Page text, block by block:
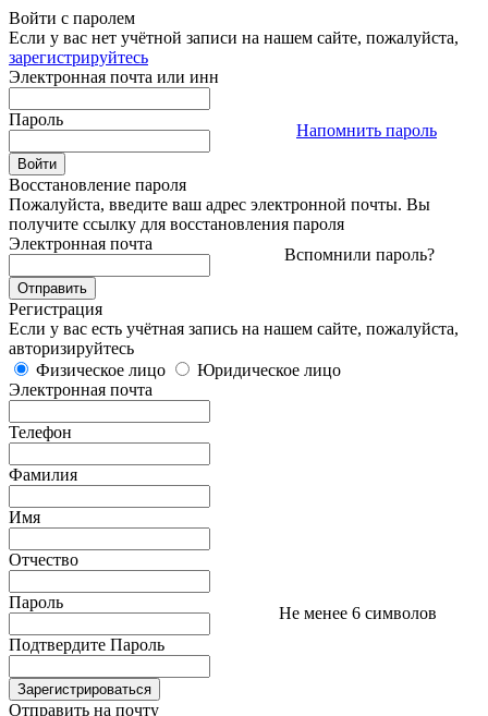
Войти с паролем
Если у вас нет учётной записи на нашем сайте, пожалуйста,
зарегистрируйтесь
Электронная почта или инн
Пароль
Напомнить пароль
Восстановление пароля
Пожалуйста, введите ваш адрес электронной почты. Вы
получите ссылку для восстановления пароля
Электронная почта
Вспомнили пароль?
Регистрация
Если у вас есть учётная запись на нашем сайте, пожалуйста,
авторизируйтесь
Физическое лицо
Юридическое лицо
Электронная почта
Телефон
Фамилия
Имя
Отчество
Пароль
Не менее 6 символов
Подтвердите Пароль
Отправить на почту